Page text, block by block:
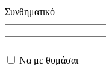
Συνθηματικό
Να με θυμάσαι